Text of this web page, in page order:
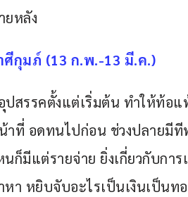
ยหลัง
ศีกุมภ์ (13 ก.พ.-13 มี.ค.)
ปสรรคตั้งแต่เริ่มต้น ทำให้ท้อ
าที่ อดทนไปก่อน ช่วงปลายมีที
นก็มีแต่รายจ่าย ยิ่งเกี่ยวกับกา
หา หยิบจับอะไรเป็นเงินเป็นท